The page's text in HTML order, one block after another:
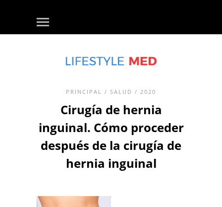
PRINCIPAL / SALUD / 2020
Cirugía de hernia
inguinal. Cómo proceder
después de la cirugía de
hernia inguinal